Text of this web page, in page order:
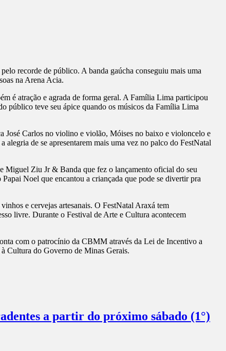
recorde de público. A banda gaúcha conseguiu mais uma
na Arena Acia.
é atração e agrada de forma geral. A Família Lima participou
público teve seu ápice quando os músicos da Família Lima
José Carlos no violino e violão, Móises no baixo e violoncelo e
de se apresentarem mais uma vez no palco do FestNatal
Miguel Ziu Jr & Banda que fez o lançamento oficial do seu
Noel que encantou a criançada que pode se divertir pra
e cervejas artesanais. O FestNatal Araxá tem
livre. Durante o Festival de Arte e Cultura acontecem
com o patrocínio da CBMM através da Lei de Incentivo a
Cultura do Governo de Minas Gerais.
a partir do próximo sábado (1°)